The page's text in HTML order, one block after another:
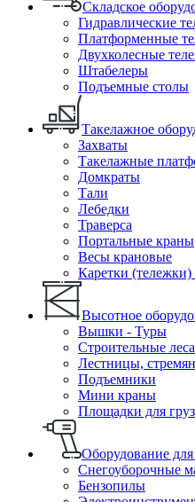
Складское
Гидравлические
Платформенные
Двухколесные
Штабелеры
Подъемные столы
Такелажное
Захваты
Такелажные
Домкраты
Тали
Лебедки
Траверса
Портальные краны
Весы крановые
Каретки
Высотное
Вышки - Туры
Строительные леса
Лестницы,
Подъемники
Мини краны
Площадки для
Оборудование
Снегоуборочные
Бензопилы